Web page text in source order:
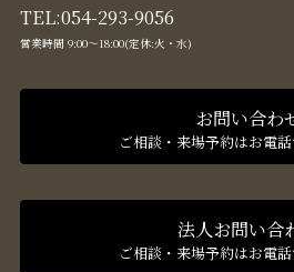
TEL:054-293-9056
営業時間 9:00〜18:00(定休:火・水)
お問い合わ
ご相談・来場予約はお電
法人お問い合
ご相談・来場予約はお電